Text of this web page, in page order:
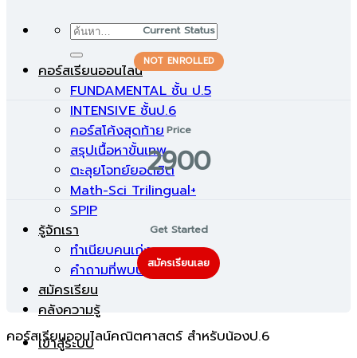
ค้นหา:
คอร์สเรียนออนไลน์
FUNDAMENTAL ชั้น ป.5
INTENSIVE ชั้นป.6
คอร์สโค้งสุดท้าย
สรุปเนื้อหาขั้นเทพ
ตะลุยโจทย์ยอดฮิต
Math-Sci Trilingual+
SPIP
รู้จักเรา
ทำเนียบคนเก่ง
คำถามที่พบบ่อย
สมัครเรียน
คลังความรู้
เข้าสู่ระบบ
Current Status
NOT ENROLLED
Price
2900
Get Started
สมัครเรียนเลย
คอร์สเรียนออนไลน์คณิตศาสตร์ สำหรับน้องป.6